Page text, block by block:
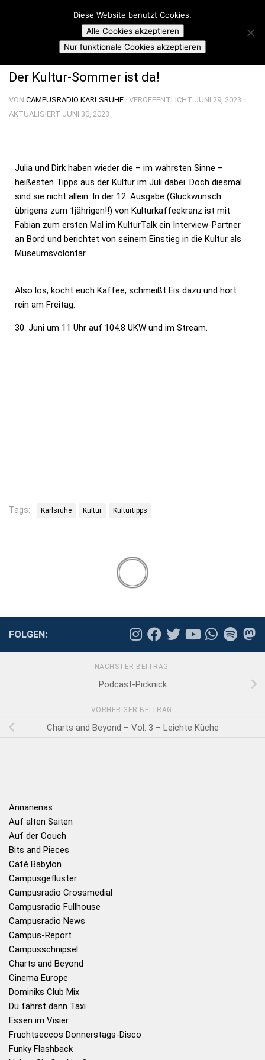
Skip to content
Campusradio Karlsruhe
KULTUR-KAFFEEKRANZ
Der Kultur-Sommer ist da!
VON CAMPUSRADIO KARLSRUHE · VERÖFFENTLICHT JUNI 29, 2023 ·
AKTUALISIERT JUNI 30, 2023
Julia und Dirk haben wieder die – im wahrsten Sinne –
heißesten Tipps aus der Kultur im Juli dabei. Doch diesmal
sind sie nicht allein. In der 12. Ausgabe (Glückwunsch
übrigens zum 1jährigen!!) von Kulturkaffeekranz ist mit
Fabian zum ersten Mal im KulturTalk ein Interview-Partner
an Bord und berichtet von seinem Einstieg in die Kultur als
Museumsvolontär…
Also los, kocht euch Kaffee, schmeißt Eis dazu und hört
rein am Freitag.
30. Juni um 11 Uhr auf 104.8 UKW und im Stream.
Tags: Karlsruhe Kultur Kulturtipps
FOLGEN:
NÄCHSTER BEITRAG
Podcast-Picknick
VORHERIGER BEITRAG
Charts and Beyond – Vol. 3 – Leichte Küche
Annanenas
Auf alten Saiten
Auf der Couch
Bits and Pieces
Café Babylon
Campusgeflüster
Campusradio Crossmedial
Campusradio Fullhouse
Campusradio News
Campus-Report
Campusschnipsel
Charts and Beyond
Cinema Europe
Dominiks Club Mix
Du fährst dann Taxi
Essen im Visier
Fruchtseccos Donnerstags-Disco
Funky Flashback
Diese Website benutzt Cookies.
Alle Cookies akzeptieren
Nur funktionale Cookies akzeptieren